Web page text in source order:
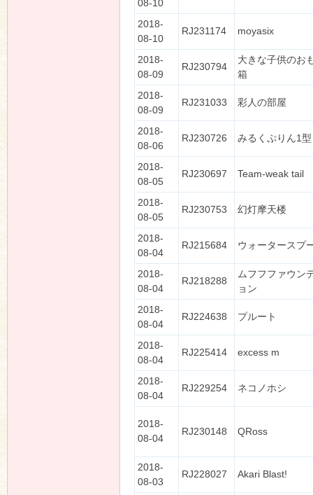
08-10
2018-
08-10
RJ231174 moyasix
2018-
08-09
RJ230794
大きな子供のお
箱
2018-
08-09
RJ231033 彩人の部屋
2018-
08-06
RJ230726 みるくぷりん1型
2018-
08-05
RJ230697 Team-weak tail
2018-
08-05
RJ230753 幻灯摩天楼
2018-
08-04
RJ215684 ウォータースプ
2018-
08-04
RJ218288
ムフフファウン
ョン
2018-
08-04
RJ224638 プルート
2018-
08-04
RJ225414 excess m
2018-
08-04
RJ229254 ネコノホシ
2018-
08-04
RJ230148 QRoss
2018-
08-03
RJ228027 Akari Blast!